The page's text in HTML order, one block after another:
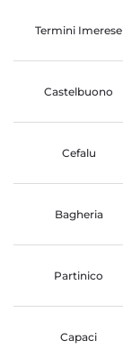
Termini Imerese
Castelbuono
Cefalu
Bagheria
Partinico
Capaci